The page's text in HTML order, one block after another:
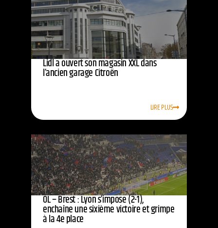
Lidl a ouvert son magasin XXL dans
l’ancien garage Citroën
LIRE PLUS
OL – Brest : Lyon s’impose (2-1),
enchaîne une sixième victoire et grimpe
à la 4e place